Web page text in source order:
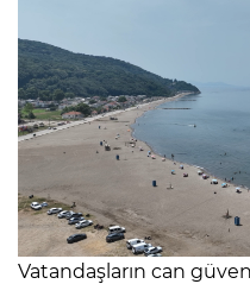
Vatandaşların can